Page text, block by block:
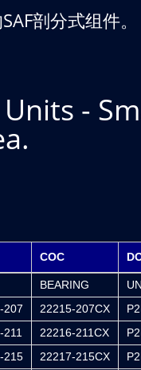
剖分式组件。
-
COC
BEARING
207 22215-207CX
22216-211CX
215 22217-215CX